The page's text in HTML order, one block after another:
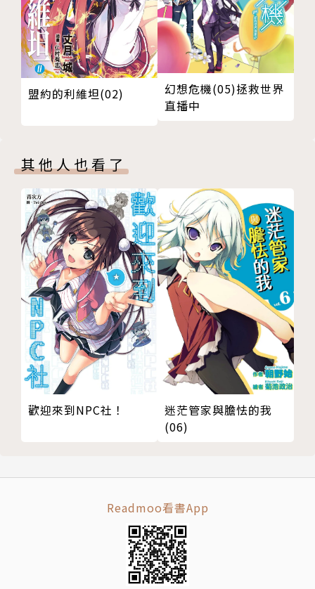
盟約的利維坦(02)
幻想危機(05)拯救世界
直播中
其他人也看了
歡迎來到NPC社！
迷茫管家與膽怯的我
(06)
Readmoo看書App